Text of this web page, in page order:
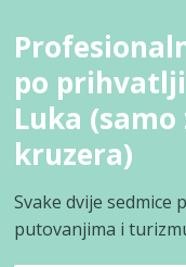
po
Luka
kruzera)
Svake dvije
putovanjima i